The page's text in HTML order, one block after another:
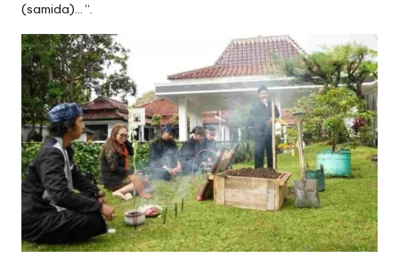
(samida)… “.